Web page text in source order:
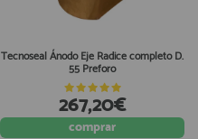
Tecnoseal Ánodo Eje Radice completo D.
55 Preforo
267,20€
comprar